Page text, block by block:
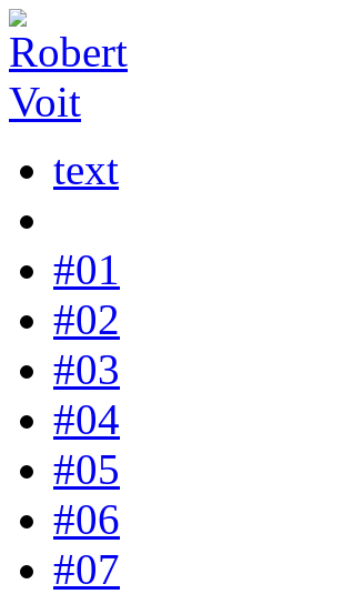
text
#01
#02
#03
#04
#05
#06
#07